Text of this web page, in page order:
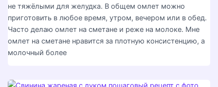
не тяжёлыми для желудка. В общем омлет можно
приготовить в любое время, утром, вечером или в обед.
Часто делаю омлет на сметане и реже на молоке. Мне
омлет на сметане нравится за плотную консистенцию, а
молочный более